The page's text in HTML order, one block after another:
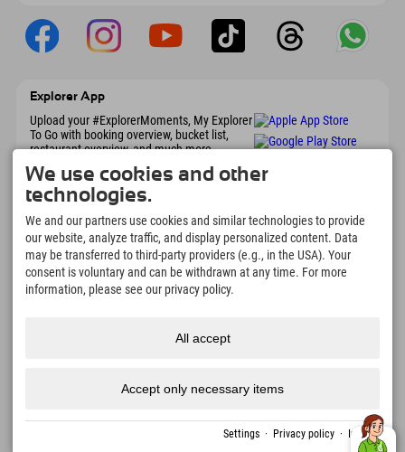
Explorer App
Upload your #ExplorerMoments, My Explorer
To Go with booking overview, bucket list,
restaurant overview, and much more.
Download now!
Time for Explorer Moments
166
Mountain lakes and
adventure pools
4.634km
Slopes for skiing and
snowboarding
8.991km
Accessibility press
Sustainability
We use cookies and other
technologies.
We and our partners use cookies and similar technologies to provide
our website, analyze traffic, and display personalized content. Data
may be transferred to third-party providers (e.g., in the USA). Your
consent is voluntary and can be withdrawn at any time. For more
information, please see our privacy policy.
All accept
Accept only necessary items
Settings · Privacy policy · Imprint